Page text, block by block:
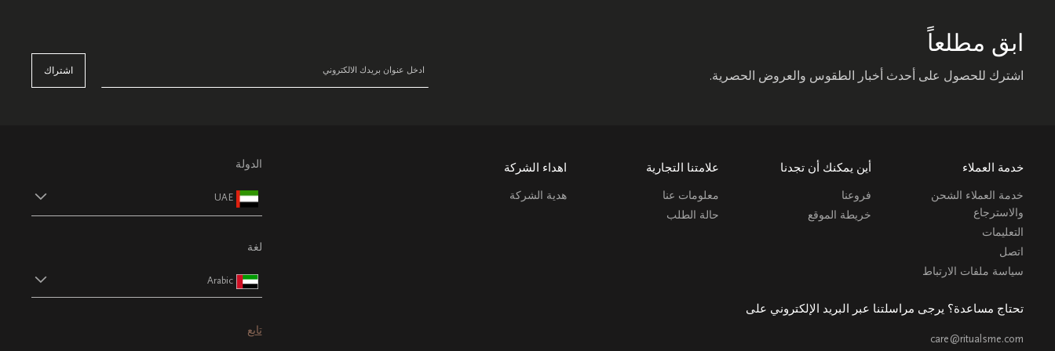
ابق مطلعاً
اشترك للحصول على أحدث أخبار الطقوس والعروض الحصرية. اشتراك
خدمة العملاء
خدمة العملاء الشحن
والاسترجاع
التعليمات
اتصل
سياسة ملفات الارتباط
أين يمكنك أن تجدنا
فروعنا
خريطة الموقع
علامتنا التجارية
معلومات عنا
حالة الطلب
اهداء الشركة
هدية الشركة
تحتاج مساعدة؟ يرجى مراسلتنا عبر البريد الإلكتروني على
care@ritualsme.com
الدولة
UAE
لغة
Arabic
تابع